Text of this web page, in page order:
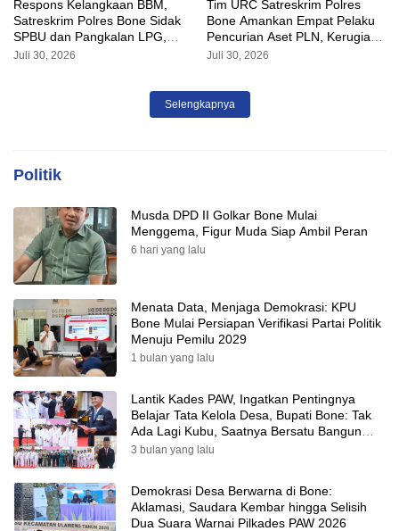
Respons Kelangkaan BBM,
Satreskrim Polres Bone Sidak
SPBU dan Pangkalan LPG,
AKP Alvin Aji Imbau Pengelola
Juli 30, 2026
Tim URC Satreskrim Polres
Bone Amankan Empat Pelaku
Pencurian Aset PLN, Kerugian
Ditaksir Capai Rp 3 Milyar
Juli 30, 2026
Selengkapnya
Politik
Musda DPD II Golkar Bone Mulai
Menggema, Figur Muda Siap Ambil Peran
6 hari yang lalu
Menata Data, Menjaga Demokrasi: KPU
Bone Mulai Persiapan Verifikasi Partai Politik
Menuju Pemilu 2029
1 bulan yang lalu
Lantik Kades PAW, Ingatkan Pentingnya
Belajar Tata Kelola Desa, Bupati Bone: Tak
Ada Lagi Kubu, Saatnya Bersatu Bangun
Desa
3 bulan yang lalu
Demokrasi Desa Berwarna di Bone:
Aklamasi, Saudara Kembar hingga Selisih
Dua Suara Warnai Pilkades PAW 2026